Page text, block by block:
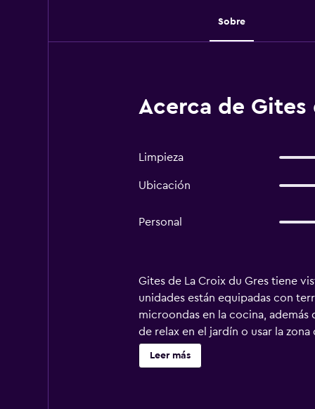
Sobre
Acerca de Gites
Limpieza
Ubicación
Personal
Gites de La Croix du Gres tiene
unidades están equipadas con
microondas en la cocina,
de relax en el jardín o usar la
Leer más